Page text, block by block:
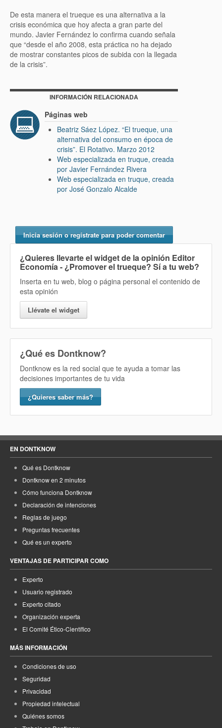
De esta manera el trueque es una alternativa a la
crisis económica que hoy afecta a gran parte del
mundo. Javier Fernández lo confirma cuando señala
que “desde el año 2008, esta práctica no ha dejado
de mostrar constantes picos de subida con la llegada
de la crisis”.
INFORMACIÓN RELACIONADA
Páginas web
Beatriz Sáez López. “El trueque, una
alternativa del consumo en época de
crisis”. El Rotativo. Marzo 2012
Web especializada en truque, creada
por Javier Fernández Rivera
Web especializada en truque, creada
por José Gonzalo Alcalde
Inicia sesión o regístrate para poder comentar
¿Quieres llevarte el widget de la opinión Editor
Economía - ¿Promover el trueque? Sía tu web?
Inserta en tu web, blog o página personal el contenido de
esta opinión
Llévate el widget
¿Qué es Dontknow?
Dontknow es la red social que te ayuda a tomar las
decisiones importantes de tu vida
¿Quieres saber más?
EN DONTKNOW
Qué es Dontknow
Dontknow en 2 minutos
Cómo funciona Dontknow
Declaración de intenciones
Reglas de juego
Preguntas frecuentes
Qué es un experto
VENTAJAS DE PARTICIPAR COMO
Experto
Usuario registrado
Experto citado
Organización experta
El Comité Ético-Científico
MÁS INFORMACIÓN
Condiciones de uso
Seguridad
Privacidad
Propiedad intelectual
Quiénes somos